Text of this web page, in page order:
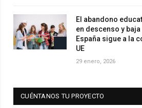
El abandono
en descenso y baja
España sigue a la
UE
29 enero, 2026
CUÉNTANOS TU PROYECTO